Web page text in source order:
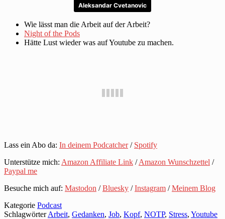
Aleksandar Cvetanovic
Wie lässt man die Arbeit auf der Arbeit?
Night of the Pods
Hätte Lust wieder was auf Youtube zu machen.
Lass ein Abo da: In deinem Podcatcher/ Spotify
Unterstütze mich: Amazon Affiliate Link /Amazon Wunschzettel /
Paypal me
Besuche mich auf: Mastodon /Bluesky /Instagram /Meinem Blog
Kategorie Podcast
SchlagwörterArbeit, Gedanken, Job, Kopf, NOTP, Stress, Youtube